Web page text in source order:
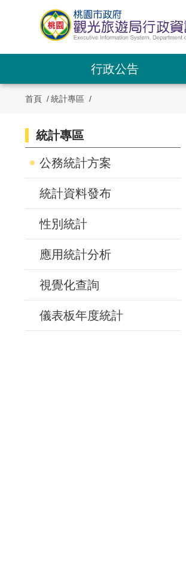
行政公告
首頁 統計專區
統計專區
公務統計方案
統計資料發布
性別統計
應用統計分析
視覺化查詢
儀表板年度統計